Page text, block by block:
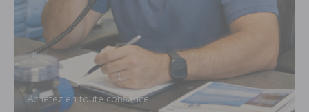
Achetez en toute confiance.